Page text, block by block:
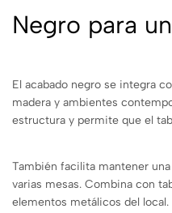
Negro para
El acabado negro se integra
madera y ambientes
estructura y permite que el
También facilita mantener
varias mesas. Combina con
elementos metálicos del local.